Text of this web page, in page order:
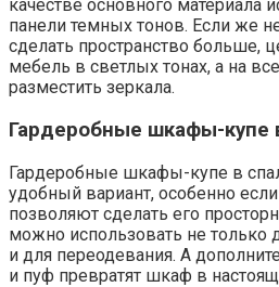
качестве основного материала
панели темных тонов. Если же
сделать пространство больше,
мебель в светлых тонах, а на
разместить зеркала.
Гардеробные шкафы-купе
Гардеробные шкафы-купе в
удобный вариант, особенно
позволяют сделать его
можно использовать не только
и для переодевания. А
и пуф превратят шкаф в